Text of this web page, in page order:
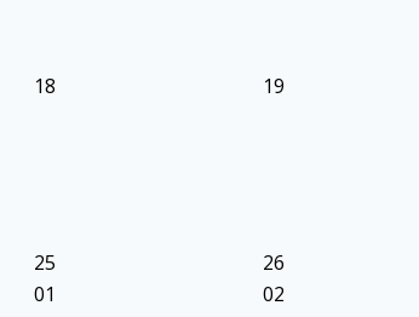
18 19
25
26
01
02